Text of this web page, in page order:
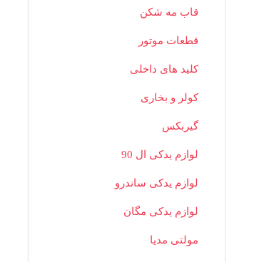
قاب مه شکن
قطعات موتور
کلید های داخلی
کولر و بخاری
گیربکس
لوازم یدکی ال 90
لوازم یدکی ساندرو
لوازم یدکی مگان
مولتی مدیا